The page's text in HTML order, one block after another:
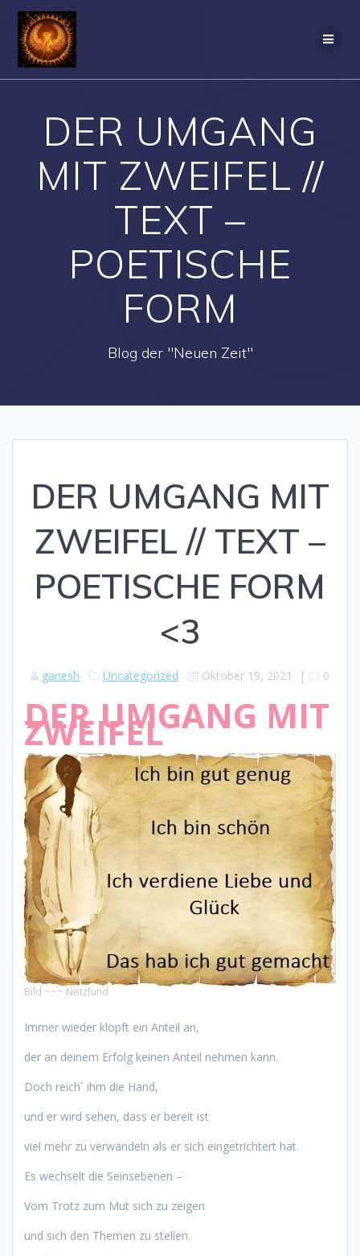
DER UMGANG
MIT ZWEIFEL //
TEXT –
POETISCHE
FORM
Blog der "Neuen Zeit"
DER UMGANG MIT
ZWEIFEL // TEXT –
POETISCHE FORM
<3
ganesh Uncategorized Oktober 19, 2021 | 0
DER UMGANG MIT
ZWEIFEL
Bild ~~~ Netzfund
Immer wieder klopft ein Anteil an,
der an deinem Erfolg keinen Anteil nehmen kann.
Doch reich´ ihm die Hand,
und er wird sehen, dass er bereit ist
viel mehr zu verwandeln als er sich eingetrichtert hat.
Es wechselt die Seinsebenen –
Vom Trotz zum Mut sich zu zeigen
und sich den Themen zu stellen.